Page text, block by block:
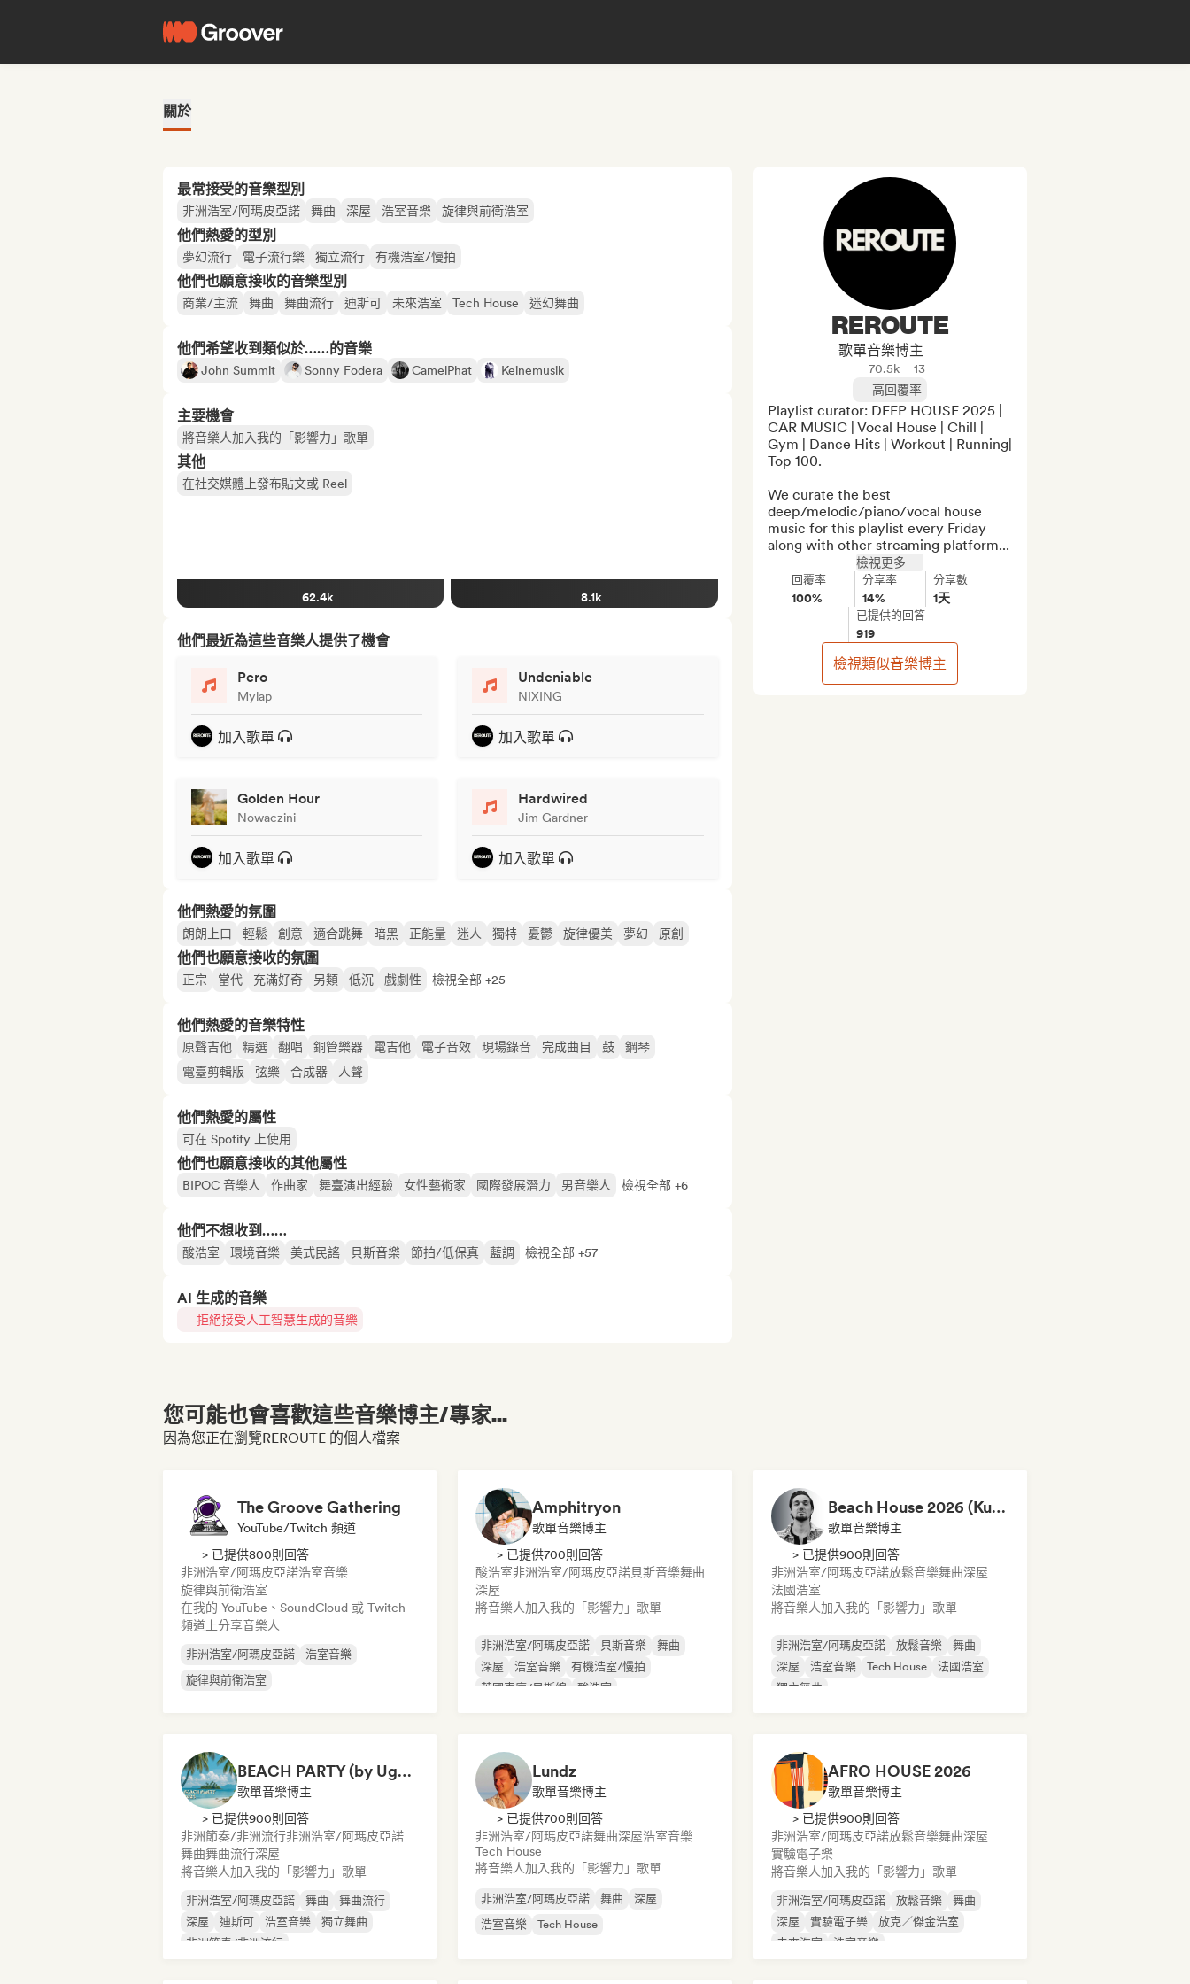
關於
最常接受的音樂型別
非洲浩室/阿瑪皮亞諾 舞曲 深屋 浩室音樂 旋律與前衛浩室
他們熱愛的型別
夢幻流行 電子流行樂 獨立流行 有機浩室/慢拍
他們也願意接收的音樂型別
商業/主流 舞曲 舞曲流行 迪斯可 未來浩室 Tech House 迷幻舞曲
他們希望收到類似於……的音樂
John Summit Sonny Fodera CamelPhat Keinemusik
主要機會
將音樂人加入我的「影響力」歌單
其他
在社交媒體上發布貼文或 Reel
62.4k 8.1k
他們最近為這些音樂人提供了機會
Pero
Mylap
加入歌單
Undeniable
NIXING
加入歌單
Golden Hour
Nowaczini
加入歌單
Hardwired
Jim Gardner
加入歌單
他們熱愛的氛圍
朗朗上口 輕鬆 創意 適合跳舞 暗黑 正能量 迷人 獨特 憂鬱 旋律優美 夢幻 原創
他們也願意接收的氛圍
正宗 當代 充滿好奇 另類 低沉 戲劇性 檢視全部 +25
他們熱愛的音樂特性
原聲吉他 精選 翻唱 銅管樂器 電吉他 電子音效 現場錄音 完成曲目 鼓
鋼琴
電臺剪輯版
弦樂 合成器 人聲
他們熱愛的屬性
可在 Spotify 上使用
他們也願意接收的其他屬性
BIPOC 音樂人 作曲家 舞臺演出經驗 女性藝術家 國際發展潛力 男音樂人 檢視全部 +6
他們不想收到……
酸浩室 環境音樂 美式民謠 貝斯音樂 節拍/低保真 藍調 檢視全部 +57
AI 生成的音樂
拒絕接受人工智慧生成的音樂
REROUTE
歌單音樂博主
70.5k
13
高回覆率
Playlist curator: DEEP HOUSE 2025 |
CAR MUSIC | Vocal House | Chill |
Gym | Dance Hits | Workout | Running|
Top 100.
We curate the best
deep/melodic/piano/vocal house
music for this playlist every Friday
along with other streaming platform...
檢視更多
回覆率
100%
分享率
14%
分享數
1天
已提供的回答
919
檢視類似音樂博主
您可能也會喜歡這些音樂博主/專家...
因為您正在瀏覽REROUTE 的個人檔案
The Groove Gathering
YouTube/Twitch 頻道
> 已提供800則回答
非洲浩室/阿瑪皮亞諾浩室音樂
旋律與前衛浩室
在我的 YouTube、SoundCloud 或 Twitch
頻道上分享音樂人
非洲浩室/阿瑪皮亞諾
浩室音樂
旋律與前衛浩室
Amphitryon
歌單音樂博主
> 已提供700則回答
酸浩室非洲浩室/阿瑪皮亞諾貝斯音樂舞曲
深屋
將音樂人加入我的「影響力」歌單
非洲浩室/阿瑪皮亞諾 貝斯音樂
舞曲
深屋
浩室音樂
有機浩室/慢拍
英國車庫/貝斯線
酸浩室
Beach House 2026 (Kubilay Sen)
歌單音樂博主
> 已提供900則回答
非洲浩室/阿瑪皮亞諾放鬆音樂舞曲深屋
法國浩室
將音樂人加入我的「影響力」歌單
非洲浩室/阿瑪皮亞諾 放鬆音樂
舞曲
深屋
浩室音樂 Tech House
法國浩室
獨立舞曲
BEACH PARTY (by Ugg’A)
歌單音樂博主
> 已提供900則回答
非洲節奏/非洲流行非洲浩室/阿瑪皮亞諾
舞曲舞曲流行深屋
將音樂人加入我的「影響力」歌單
非洲浩室/阿瑪皮亞諾 舞曲
舞曲流行
深屋
迪斯可 浩室音樂
獨立舞曲
非洲節奏/非洲流行
Lundz
歌單音樂博主
> 已提供700則回答
非洲浩室/阿瑪皮亞諾舞曲深屋浩室音樂
Tech House
將音樂人加入我的「影響力」歌單
非洲浩室/阿瑪皮亞諾 舞曲
深屋
浩室音樂
Tech House
AFRO HOUSE 2026
歌單音樂博主
> 已提供900則回答
非洲浩室/阿瑪皮亞諾放鬆音樂舞曲深屋
實驗電子樂
將音樂人加入我的「影響力」歌單
非洲浩室/阿瑪皮亞諾 放鬆音樂
舞曲
深屋
實驗電子樂
放克／傑金浩室
未來浩室
浩室音樂